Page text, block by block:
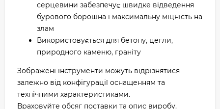
серцевини забезпечує швидке відведення
бурового борошна і максимальну міцність на
злам
Використовується для бетону, цегли,
природного каменю, граніту
Зображені інструменти можуть відрізнятися
залежно від конфігурації оснащенням та
технічними характеристиками.
Враховуйте обсяг поставки та опис виробу.